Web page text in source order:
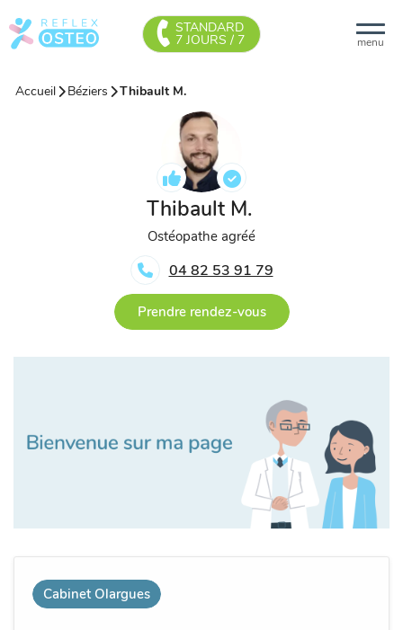
menu
STANDARD
7 JOURS / 7
Accueil Béziers Thibault M.
Thibault M.
Ostéopathe agréé
04 82 53 91 79
Prendre rendez-vous
Cabinet Olargues